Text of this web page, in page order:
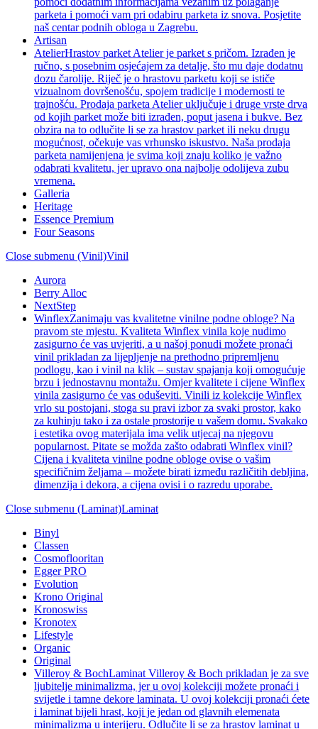
parketa i pomoći vam pri odabiru parketa iz snova. Posjetite
naš centar podnih obloga u Zagrebu.
Artisan
AtelierHrastov parket Atelier je parket s pričom. Izrađen je
ručno, s posebnim osjećajem za detalje, što mu daje dodatnu
dozu čarolije. Riječ je o hrastovu parketu koji se ističe
vizualnom dovršenošću, spojem tradicije i modernosti te
trajnošću. Prodaja parketa Atelier uključuje i druge vrste drva
od kojih parket može biti izrađen, poput jasena i bukve. Bez
obzira na to odlučite li se za hrastov parket ili neku drugu
mogućnost, očekuje vas vrhunsko iskustvo. Naša prodaja
parketa namijenjena je svima koji znaju koliko je važno
odabrati kvalitetu, jer upravo ona najbolje odolijeva zubu
vremena.
Galleria
Heritage
Essence Premium
Four Seasons
Close submenu (Vinil)Vinil
Aurora
Berry Alloc
NextStep
WinflexZanimaju vas kvalitetne vinilne podne obloge? Na
pravom ste mjestu. Kvaliteta Winflex vinila koje nudimo
zasigurno će vas uvjeriti, a u našoj ponudi možete pronaći
vinil prikladan za lijepljenje na prethodno pripremljenu
podlogu, kao i vinil na klik – sustav spajanja koji omogućuje
brzu i jednostavnu montažu. Omjer kvalitete i cijene Winflex
vinila zasigurno će vas oduševiti. Vinili iz kolekcije Winflex
vrlo su postojani, stoga su pravi izbor za svaki prostor, kako
za kuhinju tako i za ostale prostorije u vašem domu. Svakako
i estetika ovog materijala ima velik utjecaj na njegovu
popularnost. Pitate se možda zašto odabrati Winflex vinil?
Cijena i kvaliteta vinilne podne obloge ovise o vašim
specifičnim željama – možete birati između različitih debljina,
dimenzija i dekora, a cijena ovisi i o razredu uporabe.
Close submenu (Laminat)Laminat
Binyl
Classen
Cosmoflooritan
Egger PRO
Evolution
Krono Original
Kronoswiss
Kronotex
Lifestyle
Organic
Original
Villeroy & BochLaminat Villeroy & Boch prikladan je za sve
ljubitelje minimalizma, jer u ovoj kolekciji možete pronaći i
svijetle i tamne dekore laminata. U ovoj kolekciji pronaći ćete
i laminat bijeli hrast, koji je jedan od glavnih elemenata
minimalizma u interijeru. Odlučite li se za hrastov laminat u